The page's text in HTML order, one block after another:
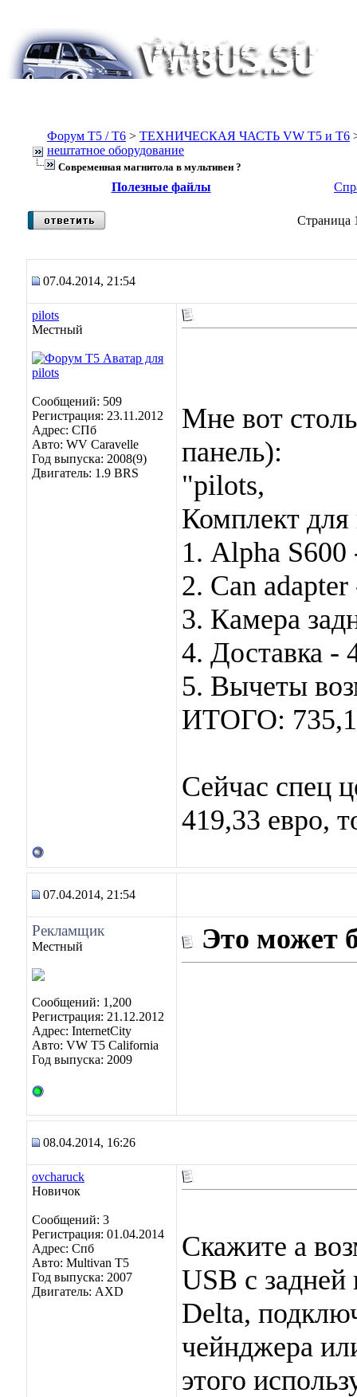
Форум Т5 / T6 > ТЕХНИЧЕСКАЯ ЧАСТЬ VW T5 и T6
нештатное оборудование
Современная магнитола в мультивен ?
Полезные файлы
Страница
07.04.2014, 21:54
pilots
Местный
Сообщений: 509
Регистрация: 23.11.2012
Адрес: СПб
Авто: WV Caravelle
Год выпуска: 2008(9)
Двигатель: 1.9 BRS
Мне вот
панель):
"pilots,
Комплект
1. Alpha S600
2. Can
3. Камера
4. Доставка -
5. Вычеты
ИТОГО:
Сейчас спец
419,33 евро,
07.04.2014, 21:54
Рекламщик
Местный
Сообщений: 1,200
Регистрация: 21.12.2012
Адрес: InternetCity
Авто: VW T5 California
Год выпуска: 2009
Это может
08.04.2014, 16:26
ovcharuck
Новичок
Сообщений: 3
Регистрация: 01.04.2014
Адрес: Спб
Авто: Multivan T5
Год выпуска: 2007
Двигатель: AXD
Скажите а
USB с
Delta,
чейнджера
этого